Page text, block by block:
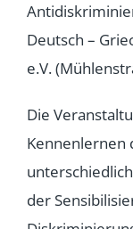
Deutsch –
e.V.
Die
Kennenlernen
der